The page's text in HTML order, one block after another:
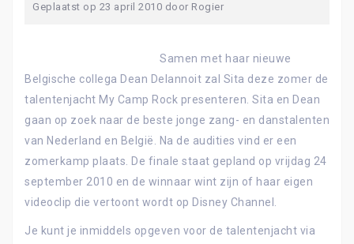
Geplaatst op 23 april 2010 door Rogier
Samen met haar nieuwe
Belgische collega Dean Delannoit zal Sita deze zomer de
talentenjacht My Camp Rock presenteren. Sita en Dean
gaan op zoek naar de beste jonge zang- en danstalenten
van Nederland en België. Na de audities vind er een
zomerkamp plaats. De finale staat gepland op vrijdag 24
september 2010 en de winnaar wint zijn of haar eigen
videoclip die vertoont wordt op Disney Channel.
Je kunt je inmiddels opgeven voor de talentenjacht via